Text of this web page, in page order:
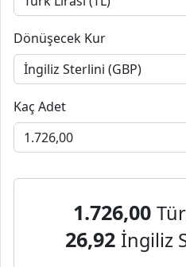
Dönüşecek Kur
Kaç Adet
1.726,00
26,92 İngiliz